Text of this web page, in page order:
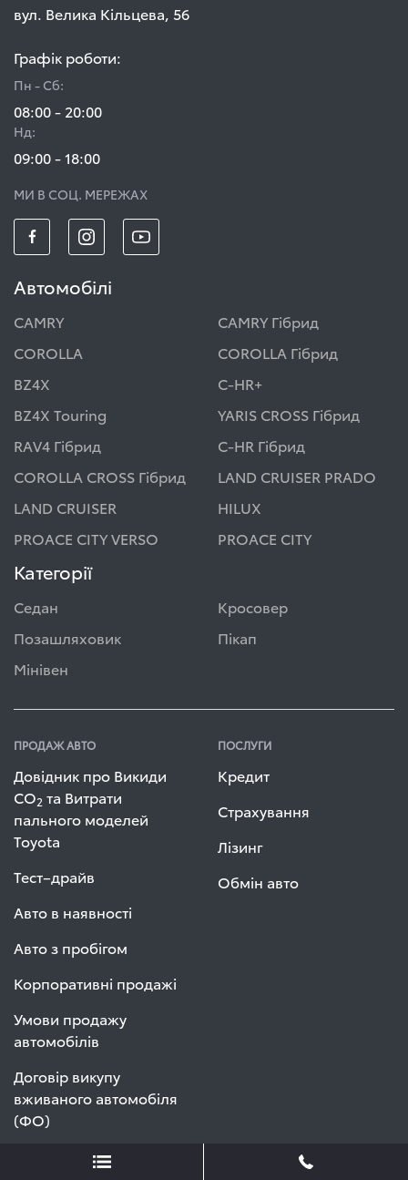
вул. Велика Кільцева, 56
Графік роботи:
Пн - Сб:
08:00 - 20:00
Нд:
09:00 - 18:00
МИ В СОЦ. МЕРЕЖАХ
Автомобілі
CAMRY
CAMRY Гібрид
COROLLA
COROLLA Гібрид
BZ4X
C-HR+
BZ4X Touring
YARIS CROSS Гібрид
RAV4 Гібрид
C-HR Гібрид
COROLLA CROSS Гібрид
LAND CRUISER PRADO
LAND CRUISER
HILUX
PROACE CITY VERSO
PROACE CITY
Категорії
Седан
Кросовер
Позашляховик
Пікап
Мінівен
ПРОДАЖ АВТО
Довідник про Викиди
СО2 та Витрати
пального моделей
Toyota
Тест–драйв
Авто в наявності
Авто з пробігом
Корпоративні продажі
Умови продажу
автомобілів
Договір викупу
вживаного автомобіля
(ФО)
Договір викупу
ПОСЛУГИ
Кредит
Страхування
Лізинг
Обмін авто